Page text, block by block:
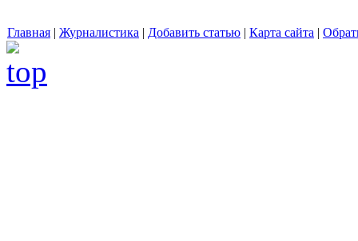
Главная | Журналистика | Добавить статью | Карта сайта |